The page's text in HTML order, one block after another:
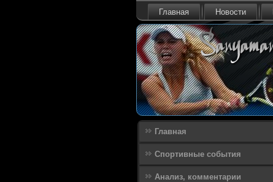
Главная Новости
Главная
Спортивные события
Анализ, комментарии